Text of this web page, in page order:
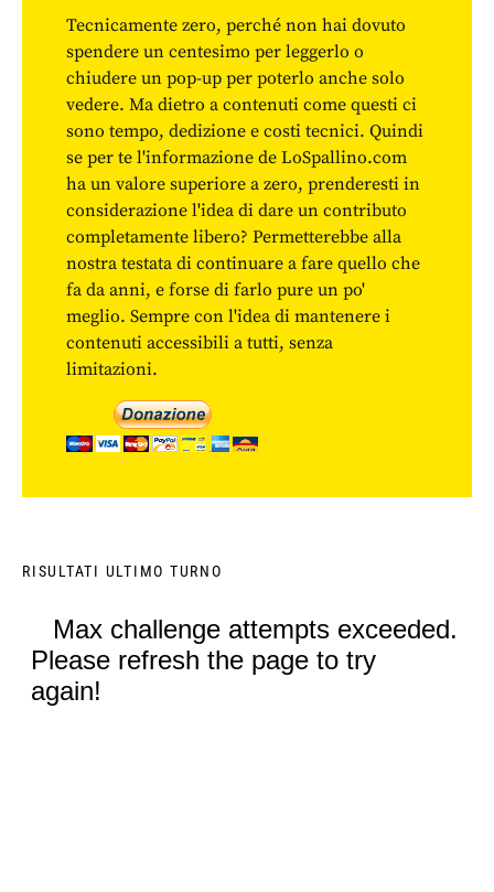
Tecnicamente zero, perché non hai dovuto
spendere un centesimo per leggerlo o
chiudere un pop-up per poterlo anche solo
vedere. Ma dietro a contenuti come questi ci
sono tempo, dedizione e costi tecnici. Quindi
se per te l'informazione de LoSpallino.com
ha un valore superiore a zero, prenderesti in
considerazione l'idea di dare un contributo
completamente libero? Permetterebbe alla
nostra testata di continuare a fare quello che
fa da anni, e forse di farlo pure un po'
meglio. Sempre con l'idea di mantenere i
contenuti accessibili a tutti, senza
limitazioni.
RISULTATI ULTIMO TURNO